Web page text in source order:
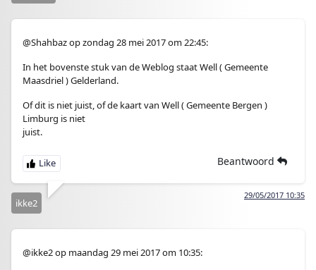
@Shahbaz op zondag 28 mei 2017 om 22:45:
In het bovenste stuk van de Weblog staat Well ( Gemeente
Maasdriel ) Gelderland.
Of dit is niet juist, of de kaart van Well ( Gemeente Bergen )
Limburg is niet
juist.
Beantwoord
29/05/2017 10:35
ikke2
@ikke2 op maandag 29 mei 2017 om 10:35: